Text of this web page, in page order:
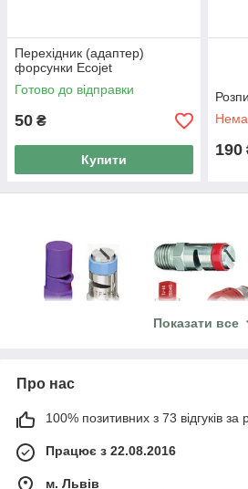
Перехідник (адаптер)
форсунки Ecojet
Готово до відправки
50 ₴
Купити
190
Варіативність асортименту
Agrospray
Показати все
Про нас
100% позитивних з 73 відгуків за
Працює з 22.08.2016
м. Львів